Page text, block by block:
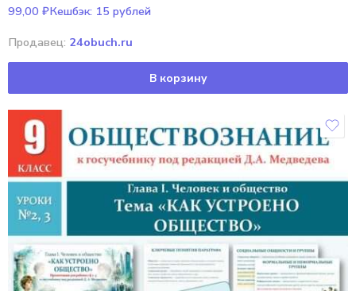
99,00 ₽Кешбэк: 15 рублей
Продавец: 24obuch.ru
В корзину